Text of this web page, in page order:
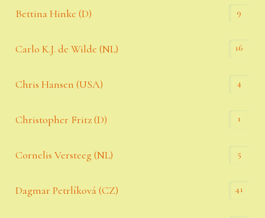
Bettina Hinke (D) 9
Carlo K.J. de Wilde (NL) 16
Chris Hansen (USA) 4
Christopher Fritz (D) 1
Cornelis Versteeg (NL) 5
Dagmar Petrlíková (CZ) 41